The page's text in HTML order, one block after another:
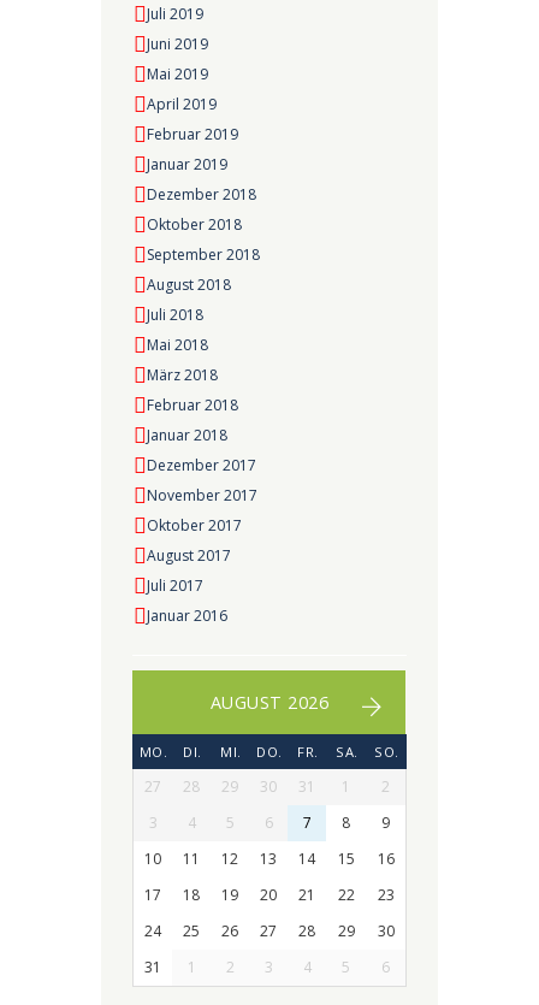
Juli 2019
Juni 2019
Mai 2019
April 2019
Februar 2019
Januar 2019
Dezember 2018
Oktober 2018
September 2018
August 2018
Juli 2018
Mai 2018
März 2018
Februar 2018
Januar 2018
Dezember 2017
November 2017
Oktober 2017
August 2017
Juli 2017
Januar 2016
AUGUST 2026
MO. DI. MI. DO. FR. SA. SO.
27 28 29 30 31 1
2
3
4 5 6 7 8
9
10
11 12 13 14 15
16
17
18 19 20 21 22
23
24
25 26 27 28 29
30
31
1 2 3 4 5 6